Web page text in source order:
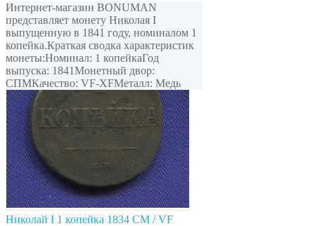
Интернет-магазин BONUMAN
представляет монету Николая I
выпущенную в 1841 году, номиналом 1
копейка.Краткая сводка характеристик
монеты:Номинал: 1 копейкаГод
выпуска: 1841Монетный двор:
СПМКачество: VF-XFМеталл: Медь
Николай I 1 копейка 1834 СМ / VF